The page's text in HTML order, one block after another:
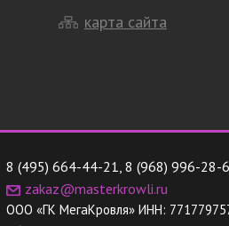
карта сайта
8 (495) 664-44-21 8 (968) 996-28-
zakaz@masterkrowli.ru
ООО «ГК МегаКровля» ИНН: